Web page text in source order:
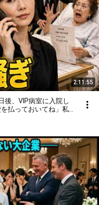
2:11:55
後、VIP病室に入院し
払っておいてね」私が
ですから」と答えた瞬